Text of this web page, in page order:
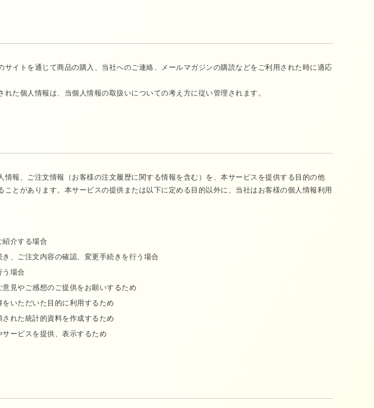
イトを通じて商品の購入、当社へのご連絡、メールマガジンの購読などをご利用された時に適応
た個人情報は、当個人情報の取扱いについての考え方に従い管理されます。
報、ご注文情報（お客様の注文履歴に関する情報を含む）を、本サービスを提供する目的の他
とがあります。本サービスの提供または以下に定める目的以外に、当社はお客様の個人情報利用
介する場合
、ご注文内容の確認、変更手続きを行う場合
場合
見やご感想のご提供をお願いするため
いただいた目的に利用するため
れた統計的資料を作成するため
ービスを提供、表示するため